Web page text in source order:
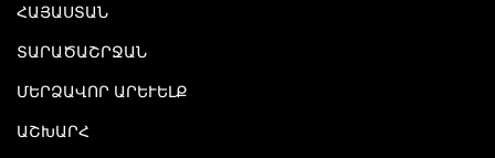
ՀԱՅԱՍՏԱՆ
ՏԱՐԱԾԱՇՐՋԱՆ
ՄԵՐՁԱՎՈՐ ԱՐԵՒԵԼՔ
ԱՇԽԱՐՀ